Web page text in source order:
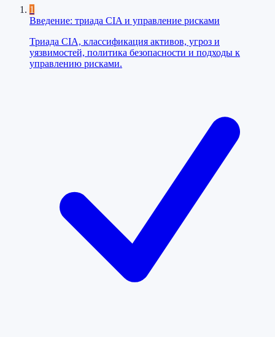
1
Введение: триада CIA и управление рисками
Триада CIA, классификация активов, угроз и
уязвимостей, политика безопасности и подходы к
управлению рисками.